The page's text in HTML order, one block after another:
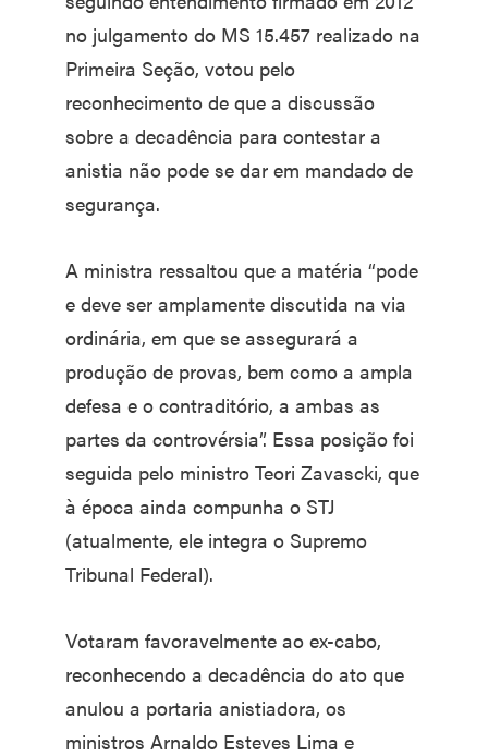
no julgamento do MS 15.457 realizado na
Primeira Seção, votou pelo
reconhecimento de que a discussão
sobre a decadência para contestar a
anistia não pode se dar em mandado de
segurança.
A ministra ressaltou que a matéria “pode
e deve ser amplamente discutida na via
ordinária, em que se assegurará a
produção de provas, bem como a ampla
defesa e o contraditório, a ambas as
partes da controvérsia”. Essa posição foi
seguida pelo ministro Teori Zavascki, que
à época ainda compunha o STJ
(atualmente, ele integra o Supremo
Tribunal Federal).
Votaram favoravelmente ao ex-cabo,
reconhecendo a decadência do ato que
anulou a portaria anistiadora, os
ministros Arnaldo Esteves Lima e